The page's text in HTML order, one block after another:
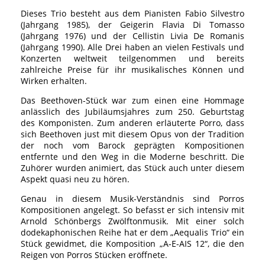
Dieses Trio besteht aus dem Pianisten Fabio Silvestro
(Jahrgang 1985), der Geigerin Flavia Di Tomasso
(Jahrgang 1976) und der Cellistin Livia De Romanis
(Jahrgang 1990). Alle Drei haben an vielen Festivals und
Konzerten weltweit teilgenommen und bereits
zahlreiche Preise für ihr musikalisches Können und
Wirken erhalten.
Das Beethoven-Stück war zum einen eine Hommage
anlässlich des Jubiläumsjahres zum 250. Geburtstag
des Komponisten. Zum anderen erläuterte Porro, dass
sich Beethoven just mit diesem Opus von der Tradition
der noch vom Barock geprägten Kompositionen
entfernte und den Weg in die Moderne beschritt. Die
Zuhörer wurden animiert, das Stück auch unter diesem
Aspekt quasi neu zu hören.
Genau in diesem Musik-Verständnis sind Porros
Kompositionen angelegt. So befasst er sich intensiv mit
Arnold Schönbergs Zwölftonmusik. Mit einer solch
dodekaphonischen Reihe hat er dem „Aequalis Trio“ ein
Stück gewidmet, die Komposition „A-E-AIS 12“, die den
Reigen von Porros Stücken eröffnete.